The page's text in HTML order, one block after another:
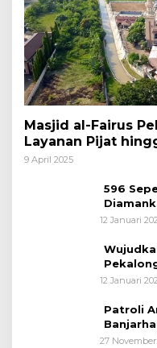
Masjid al-Fairus
Layanan Pijat
bagi Pemudik
9 April 2025
596
12 Januari
Kepada
12 Januari
Patroli
27 November